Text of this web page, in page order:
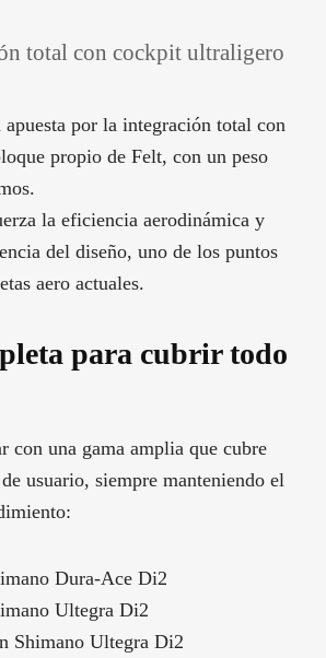
total con cockpit ultraligero
por la integración total con
propio de Felt, con un peso
la eficiencia aerodinámica y
del diseño, uno de los puntos
aero actuales.
para cubrir todo
con una gama amplia que cubre
usuario, siempre manteniendo el
Dura-Ace Di2
Ultegra Di2
Shimano Ultegra Di2